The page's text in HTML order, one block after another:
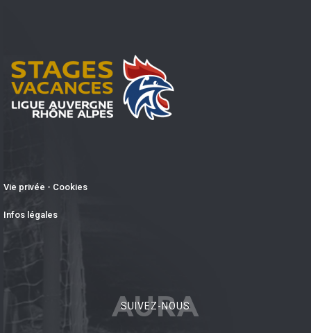
Vie privée - Cookies
Infos légales
AURA
SUIVEZ-NOUS